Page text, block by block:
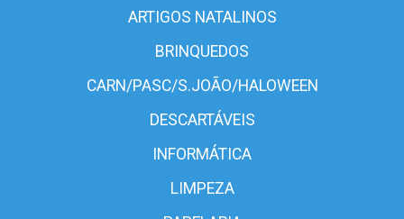
ARTIGOS NATALINOS
BRINQUEDOS
CARN/PASC/S.JOÃO/HALOWEEN
DESCARTÁVEIS
INFORMÁTICA
LIMPEZA